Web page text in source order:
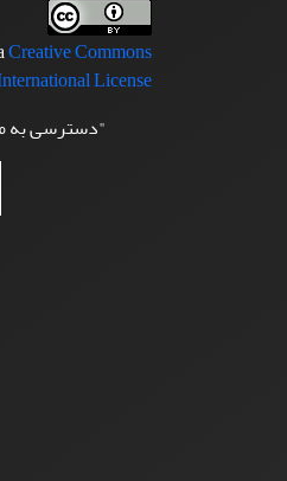
Creative Commons
License
"دسترسی به